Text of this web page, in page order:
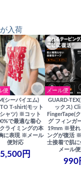
入荷
便
シーバイエム)
T-shirt(モット
ャツ) ※コット
で最適な着心
ライミングの本
に表現 ※メール
便対応
5,500円
4
メール便
GUARD-
ックス)
FingerTape(
グ フィンガ
19mm ※登れ
ングが復活
士接着で肌
メール
990